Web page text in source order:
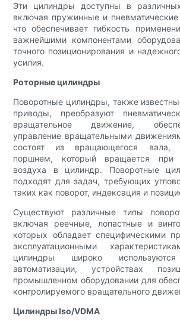
Эти цилиндры доступны в
включая пружинные и
что обеспечивает гибкость
важнейшими компонентами
точного позиционирования и
усилия.
Роторные цилиндры
Поворотные цилиндры, также
приводы, преобразуют
вращательное движение,
управление вращательными
состоят из вращающегося вала,
поршнем, который вращается при
воздуха в цилиндр. Поворотные
подходят для задач, требующих
таких как поворот, индексация и
Существуют различные типы
включая реечные, лопастные и
которых обладает специфическими
эксплуатационными
цилиндры широко
автоматизации, устройствах
промышленном оборудовании для
контролируемого вращательного
Цилиндры Iso/VDMA